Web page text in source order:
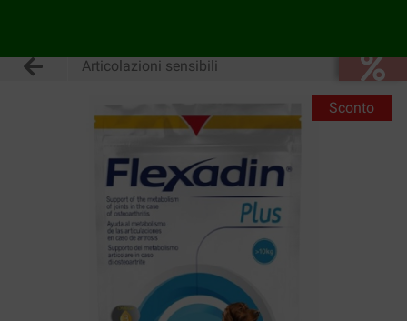
Articolazioni sensibili
Sconto